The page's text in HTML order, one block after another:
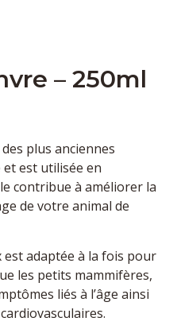
– 250ml
des plus anciennes
est utilisée en
contribue à améliorer la
de votre animal de
est adaptée à la fois pour
les petits mammifères,
liés à l’âge ainsi